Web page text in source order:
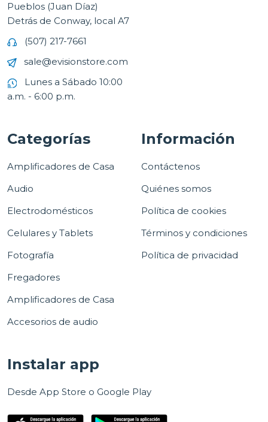
Pueblos (Juan Díaz)
Detrás de Conway, local A7
(507) 217-7661
sale@evisionstore.com
Lunes a Sábado 10:00
a.m. - 6:00 p.m.
Categorías
Amplificadores de Casa
Audio
Electrodomésticos
Celulares y Tablets
Fotografía
Fregadores
Amplificadores de Casa
Accesorios de audio
Información
Contáctenos
Quiénes somos
Política de cookies
Términos y condiciones
Política de privacidad
Instalar app
Desde App Store o Google Play